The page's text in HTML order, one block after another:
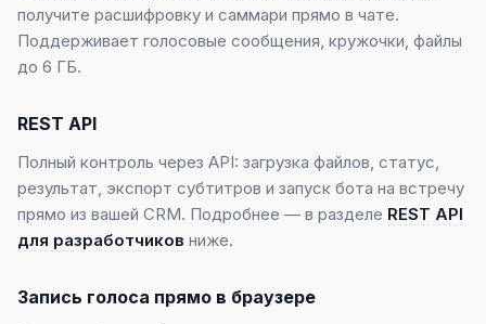
получите расшифровку и саммари прямо в чате.
Поддерживает голосовые сообщения, кружочки, файлы
до 6 ГБ.
REST API
Полный контроль через API: загрузка файлов, статус,
результат, экспорт субтитров и запуск бота на встречу
прямо из вашей CRM. Подробнее — в разделе REST API
для разработчиков ниже.
Запись голоса прямо в браузере